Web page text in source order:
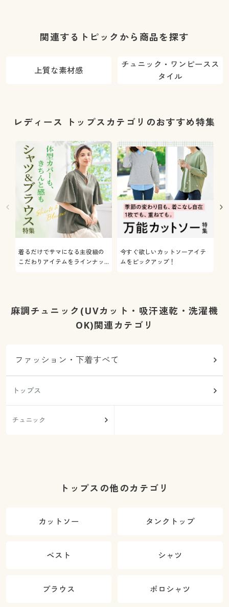
関連するトピックから商品を探す
上質な素材感
チュニック・ワンピースス
タイル
レディース トップスカテゴリのおすすめ特集
着るだけでサマになる主役級の
こだわりアイテムをラインナッ
今すぐ欲しいカットソーアイテ
ムをピックアップ！
麻調チュニック(UVカット・吸汗速乾・洗濯機
OK)関連カテゴリ
ファッション・下着すべて
トップス
チュニック
トップスの他のカテゴリ
カットソー タンクトップ
ベスト シャツ
ブラウス ポロシャツ